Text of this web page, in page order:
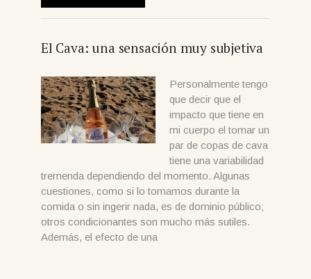
El Cava: una sensación muy subjetiva
Personalmente tengo
que decir que el
impacto que tiene en
mi cuerpo el tomar un
par de copas de cava
tiene una variabilidad
tremenda dependiendo del momento. Algunas
cuestiones, como si lo tomamos durante la
comida o sin ingerir nada, es de dominio público;
otros condicionantes son mucho más sutiles.
Además, el efecto de una